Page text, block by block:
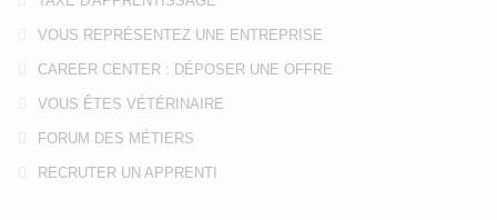
VOUS REPRÉSENTEZ UNE ENTREPRISE
CAREER CENTER : DÉPOSER UNE OFFRE
VOUS ÊTES VÉTÉRINAIRE
FORUM DES MÉTIERS
RECRUTER UN APPRENTI